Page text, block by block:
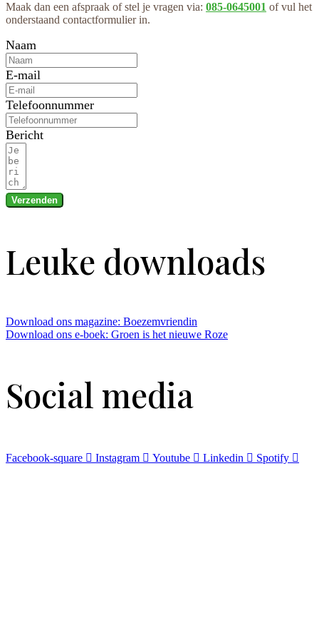
Maak dan een afspraak of stel je vragen via: 085-0645001 of vul het
onderstaand contactformulier in.
Naam
E-mail
Telefoonnummer
Bericht
Verzenden
Leuke downloads
Download ons magazine: Boezemvriendin
Download ons e-boek: Groen is het nieuwe Roze
Social media
Facebook-square Instagram Youtube Linkedin Spotify